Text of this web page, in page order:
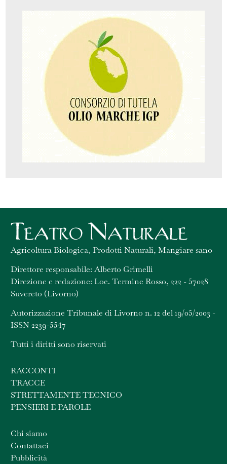
Agricoltura Biologica, Prodotti Naturali, Mangiare sano
Direttore responsabile: Alberto Grimelli
Direzione e redazione: Loc. Termine Rosso, 222 - 57028
Suvereto (Livorno)
Autorizzazione Tribunale di Livorno n. 12 del 19/05/2003 -
ISSN 2239-5547
Tutti i diritti sono riservati
RACCONTI
TRACCE
STRETTAMENTE TECNICO
PENSIERI E PAROLE
Chi siamo
Contattaci
Pubblicità